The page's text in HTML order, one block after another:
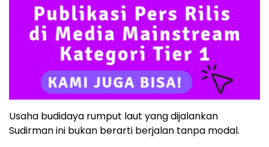
Usaha budidaya rumput laut yang dijalankan
Sudirman ini bukan berarti berjalan tanpa modal.